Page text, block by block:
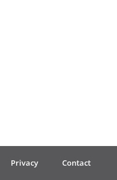
Privacy Contact